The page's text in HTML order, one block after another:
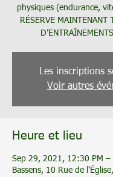
physiques (endurance,
RÉSERVE MAINTENANT
Les inscriptions
Voir autres
Heure et lieu
Sep 29, 2021, 12:30 PM –
Bassens, 10 Rue de